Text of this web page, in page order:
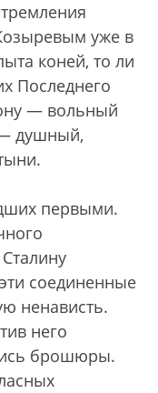
уже в
коней, то ли
Последнего
— вольный
— душный,
первыми.
соединенные
ненависть.
него
брошюры.